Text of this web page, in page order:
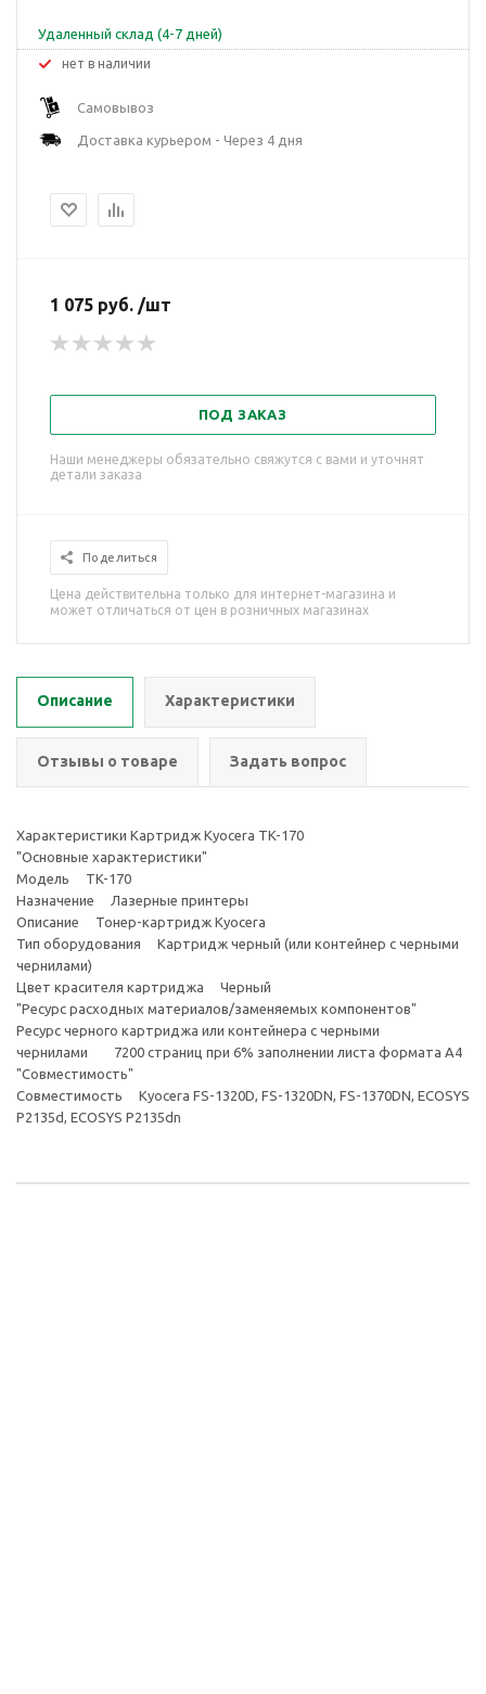
Удаленный склад (4-7 дней)
Нет в наличии
Самовывоз
Доставка курьером - Через 4 дня
1 075 руб. /шт
ПОД ЗАКАЗ
Наши менеджеры обязательно свяжутся с вами и уточнят
детали заказа
Поделиться
Цена действительна только для интернет-магазина и
может отличаться от цен в розничных магазинах
Описание Характеристики
Отзывы о товаре Задать вопрос
Характеристики Картридж Kyocera TK-170
"Основные характеристики"
Модель TK-170
Назначение Лазерные принтеры
Описание Тонер-картридж Kyocera
Тип оборудования Картридж черный (или контейнер с черными
чернилами)
Цвет красителя картриджа Черный
"Ресурс расходных материалов/заменяемых компонентов"
Ресурс черного картриджа или контейнера с черными
чернилами 7200 страниц при 6% заполнении листа формата А4
"Совместимость"
Совместимость Kyocera FS-1320D, FS-1320DN, FS-1370DN, ECOSYS
P2135d, ECOSYS P2135dn